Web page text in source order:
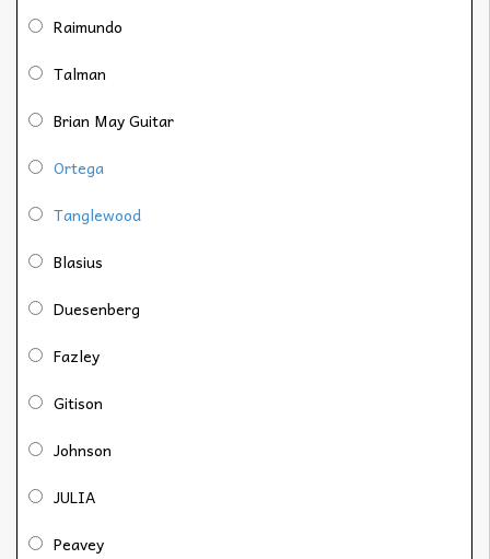
Raimundo
Talman
Brian May Guitar
Ortega
Tanglewood
Blasius
Duesenberg
Fazley
Gitison
Johnson
JULIA
Peavey